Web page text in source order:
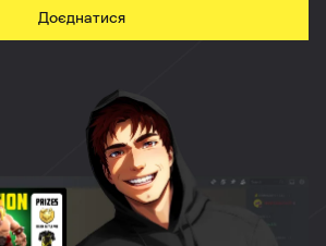
Доєднатися